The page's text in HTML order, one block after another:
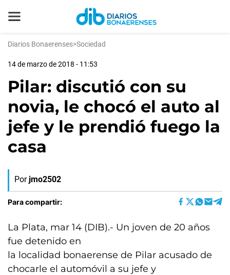
Diarios Bonaerenses>Sociedad
14 de marzo de 2018 - 11:53
Pilar: discutió con su
novia, le chocó el auto al
jefe y le prendió fuego la
casa
Por jmo2502
Para compartir:
La Plata, mar 14 (DIB).- Un joven de 20 años
fue detenido en
la localidad bonaerense de Pilar acusado de
chocarle el automóvil a su jefe y